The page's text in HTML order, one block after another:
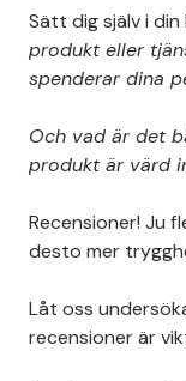
Sätt dig själv i din
produkt eller
spenderar dina
Och vad är det
produkt är värd
Recensioner! Ju
desto mer
Låt oss
recensioner är